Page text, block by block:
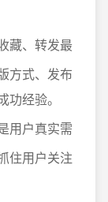
藏、转发最
方式、发布
经验。
用户真实需
住用户关注